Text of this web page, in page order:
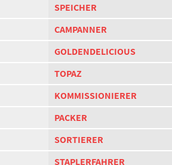
SPEICHER
CAMPANNER
GOLDENDELICIOUS
TOPAZ
KOMMISSIONIERER
PACKER
SORTIERER
STAPLERFAHRER